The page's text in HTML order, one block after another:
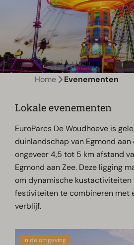
Home Evenementen
Lokale evenementen
EuroParcs De Woudhoeve is
duinlandschap van Egmond
ongeveer 4,5 tot 5 km afstand
Egmond aan Zee. Deze ligging
om dynamische kustactiviteiten
festiviteiten te combineren met
verblijf.
In de omgeving